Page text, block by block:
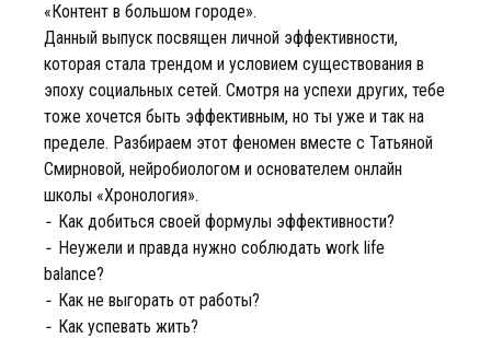
«Контент в большом городе».
Данный выпуск посвящен личной эффективности,
которая стала трендом и условием существования в
эпоху социальных сетей. Смотря на успехи других, тебе
тоже хочется быть эффективным, но ты уже и так на
пределе. Разбираем этот феномен вместе с Татьяной
Смирновой, нейробиологом и основателем онлайн
школы «Хронология».
⁃ Как добиться своей формулы эффективности?
⁃ Неужели и правда нужно соблюдать work life
balance?
⁃ Как не выгорать от работы?
⁃ Как успевать жить?